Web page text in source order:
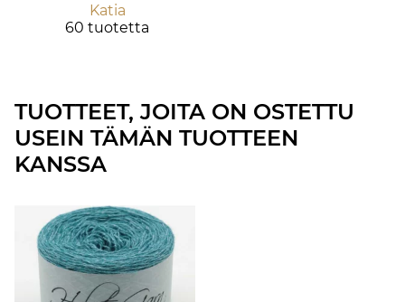
Katia
60 tuotetta
TUOTTEET, JOITA ON OSTETTU
USEIN TÄMÄN TUOTTEEN
KANSSA